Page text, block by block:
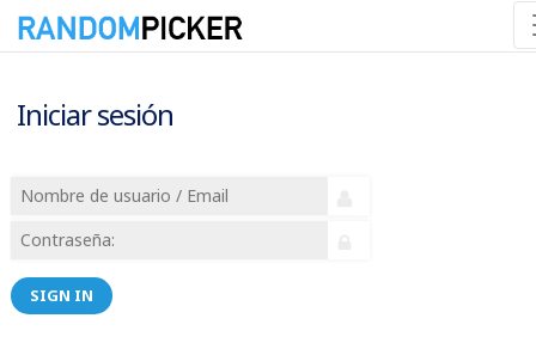
Iniciar sesión
SIGN IN